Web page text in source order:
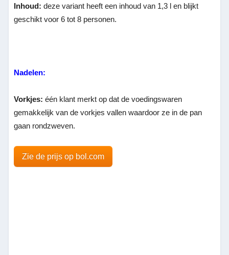
Inhoud: deze variant heeft een inhoud van 1,3 l en blijkt
geschikt voor 6 tot 8 personen.
Nadelen:
Vorkjes: één klant merkt op dat de voedingswaren
gemakkelijk van de vorkjes vallen waardoor ze in de pan
gaan rondzweven.
Zie de prijs op bol.com